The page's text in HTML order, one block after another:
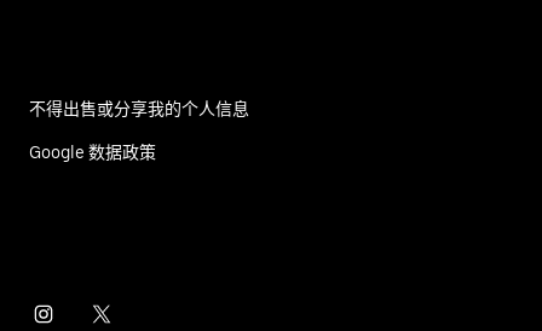
不得出售或分享我的个人信息
Google 数据政策